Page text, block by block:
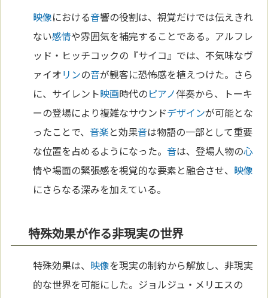
映像における音響の役割は、視覚だけでは伝えきれ
ない感情や雰囲気を補完することである。アルフレ
ッド・ヒッチコックの『サイコ』では、不気味なヴ
ァイオリンの音が観客に恐怖感を植えつけた。さら
に、サイレント映画時代のピアノ伴奏から、トーキ
ーの登場により複雑なサウンドデザインが可能とな
ったことで、音楽と効果音は物語の一部として重要
な位置を占めるようになった。音は、登場人物の心
情や場面の緊張感を視覚的な要素と融合させ、 映像
にさらなる深みを加えている。
特殊効果が作る非現実の世界
特殊効果は、 映像を現実の制約から解放し、非現実
的な世界を可能にした。ジョルジュ・メリエスの